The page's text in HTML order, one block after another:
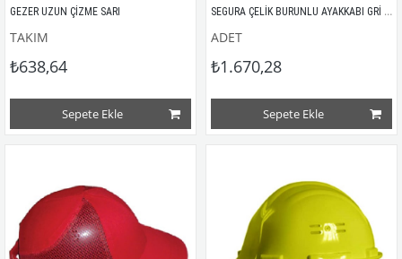
GEZER UZUN ÇİZME SARI
TAKIM
₺638,64
Sepete Ekle
SEGURA ÇELİK BURUNLU AYAKKABI GRİ SÜET
ADET
₺1.670,28
Sepete Ekle